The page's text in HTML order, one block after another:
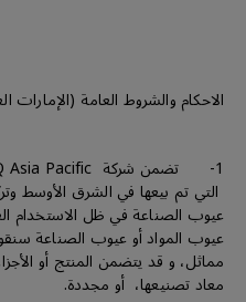
الاحكام والشروط العامة (الإمارات
التي تم بيعها في الشرق الأوسط
عيوب الصناعة في ظل الاستخدام
عيوب المواد أو عيوب الصناعة
مماثل، و قد يتضمن المنتج أو
معاد تصنيعها، أو مجددة.